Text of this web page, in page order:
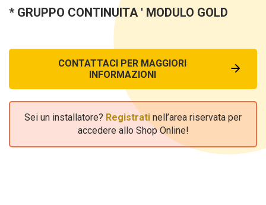
* GRUPPO CONTINUITA ' MODULO GOLD
CONTATTACI PER MAGGIORI
INFORMAZIONI
Sei un installatore? Registrati nell’area riservata per
accedere allo Shop Online!